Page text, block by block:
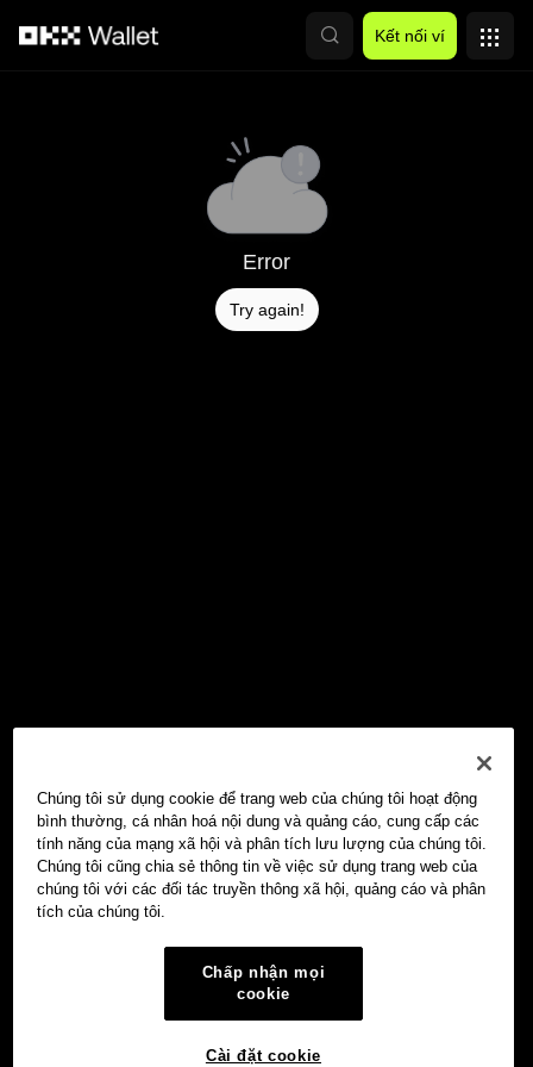
Kết nối ví
Error
Try again!
Chúng tôi sử dụng cookie để trang web của chúng tôi hoạt động
bình thường, cá nhân hoá nội dung và quảng cáo, cung cấp các
tính năng của mạng xã hội và phân tích lưu lượng của chúng tôi.
Chúng tôi cũng chia sẻ thông tin về việc sử dụng trang web của
chúng tôi với các đối tác truyền thông xã hội, quảng cáo và phân
tích của chúng tôi.
Chấp nhận mọi
cookie
Cài đặt cookie